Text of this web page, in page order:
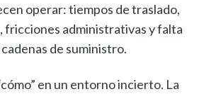
operar: tiempos de traslado,
fricciones administrativas y falta
de suministro.
en un entorno incierto. La